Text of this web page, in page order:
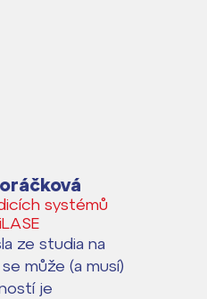
ze studia na
může (a musí)
je
systémů